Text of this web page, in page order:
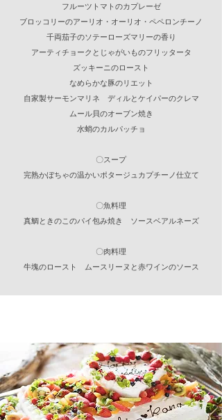
フルーツトマトのカプレーゼ
ブロッコリーのアーリオ・オーリオ・ペペロンチーノ
千両茄子のソテーローズマリーの香り
アーティチョークとじゃがいものフリッタータ
ズッキーニのロースト
なめらかな豚のリエット
自家製サーモンマリネ ディルとケイパーのクレマ
ムール貝のオーブン焼き
水蛸のカルパッチョ
〇スープ
完熟かぼちゃの温かいポタージュカプチーノ仕立て
〇魚料理
真鯛ときのこのパイ包み焼き ソースベアルネーズ
〇肉料理
牛塊のロースト ムースリーヌと赤ワインのソース